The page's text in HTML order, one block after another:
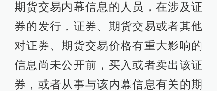
期货交易内幕信息的人员，在涉及证
券的发行，证券、期货交易或者其他
对证券、期货交易价格有重大影响的
信息尚未公开前，买入或者卖出该证
券，或者从事与该内幕信息有关的期